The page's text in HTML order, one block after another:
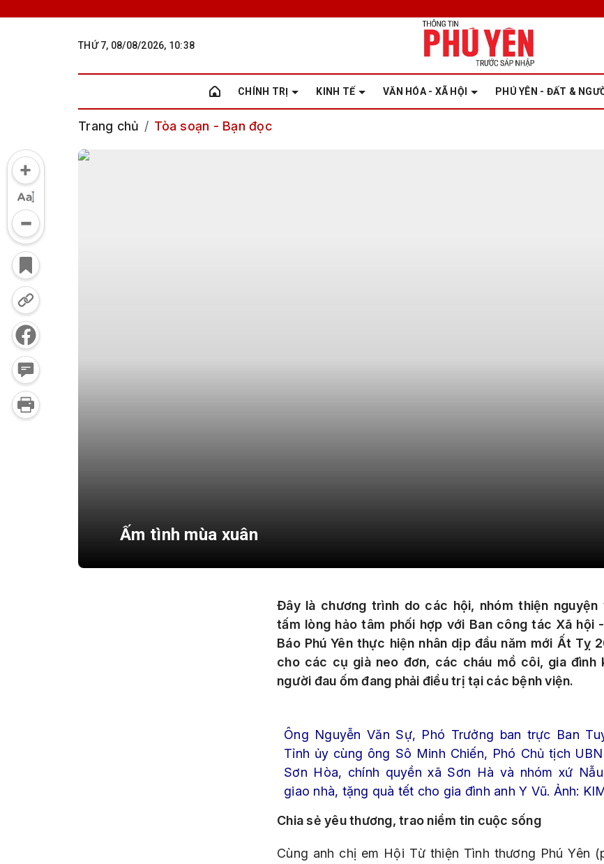
THỨ 7, 08/08/2026, 10:38
CHÍNH TRỊ KINH TẾ VĂN HÓA - XÃ HỘI PHÚ YÊN - ĐẤT &
Trang chủ Tòa soạn - Bạn đọc
Ấm tình mùa xuân
Đây là chương trình do các hội, nhóm thiện nguyện
tấm lòng hảo tâm phối hợp với Ban công tác Xã hội
Báo Phú Yên thực hiện nhân dịp đầu năm mới Ất Tỵ
cho các cụ già neo đơn, các cháu mồ côi, gia đình
người đau ốm đang phải điều trị tại các bệnh viện.
Ông Nguyễn Văn Sự, Phó Trưởng ban trực Ban
Tỉnh ủy cùng ông Sô Minh Chiến, Phó Chủ tịch
Sơn Hòa, chính quyền xã Sơn Hà và nhóm xứ
giao nhà, tặng quà tết cho gia đình anh Y Vũ. Ảnh:
Chia sẻ yêu thương, trao niềm tin cuộc sống
Cùng anh chị em Hội Từ thiện Tình thương Phú Yên